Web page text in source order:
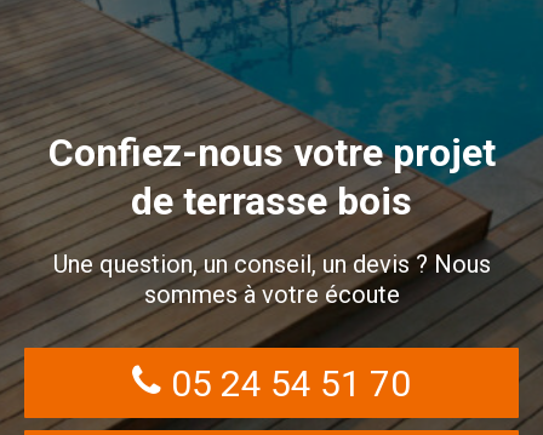
Confiez-nous votre projet
de terrasse bois
Une question, un conseil, un devis ? Nous
sommes à votre écoute
05 24 54 51 70